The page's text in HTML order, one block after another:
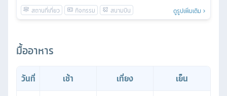
ดูรูปเพิ่มเติม
มื้ออาหาร
วันที่ เช้า เที่ยง
เย็น